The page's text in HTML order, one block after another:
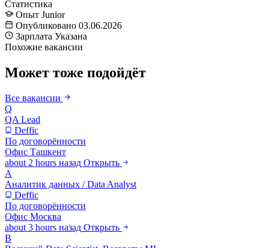
Статистика
Опыт Junior
Опубликовано 03.06.2026
Зарплата Указана
Похожие вакансии
Может тоже подойдёт
Все вакансии
Q
QA Lead
Deffic
По договорённости
Офис Ташкент
about 2 hours назад Открыть
А
Аналитик данных / Data Analyst
Deffic
По договорённости
Офис Москва
about 3 hours назад Открыть
В